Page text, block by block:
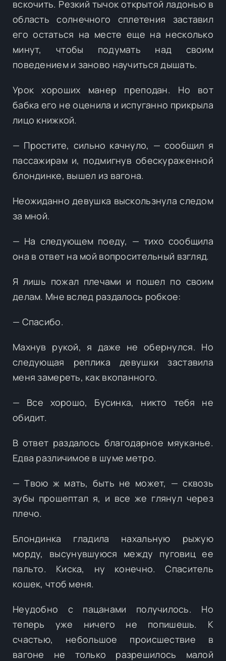
вскочить. Резкий тычок открытой ладонью в
область солнечного сплетения заставил
его остаться на месте еще на несколько
минут, чтобы подумать над своим
поведением и заново научиться дышать.
Урок хороших манер преподан. Но вот
бабка его не оценила и испуганно прикрыла
лицо книжкой.
— Простите, сильно качнуло, — сообщил я
пассажирам и, подмигнув обескураженной
блондинке, вышел из вагона.
Неожиданно девушка выскользнула следом
за мной.
— На следующем поеду, — тихо сообщила
она в ответ на мой вопросительный взгляд.
Я лишь пожал плечами и пошел по своим
делам. Мне вслед раздалось робкое:
— Спасибо.
Махнув рукой, я даже не обернулся. Но
следующая реплика девушки заставила
меня замереть, как вкопанного.
— Все хорошо, Бусинка, никто тебя не
обидит.
В ответ раздалось благодарное мяуканье.
Едва различимое в шуме метро.
— Твою ж мать, быть не может, — сквозь
зубы прошептал я, и все же глянул через
плечо.
Блондинка гладила нахальную рыжую
морду, высунувшуюся между пуговиц ее
пальто. Киска, ну конечно. Спаситель
кошек, чтоб меня.
Неудобно с пацанами получилось. Но
теперь уже ничего не попишешь. К
счастью, небольшое происшествие в
вагоне не только разрешилось малой